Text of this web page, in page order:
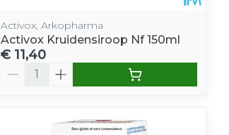
Activox, Arkopharma
Activox Kruidensiroop Nf 150ml
€ 11,40
Aantal